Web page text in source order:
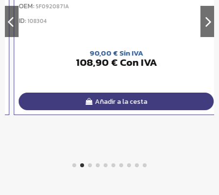
OEM:5F0920871A
ID:108304
90,00 € Sin IVA
108,90 € Con IVA
Añadir a la cesta